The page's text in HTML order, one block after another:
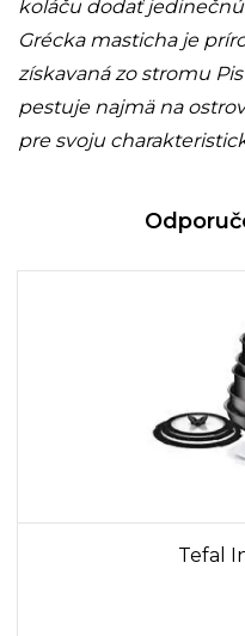
koláču dodať
Grécka masticha je
získavaná zo stromu
pestuje najmä na
pre svoju
Tefal